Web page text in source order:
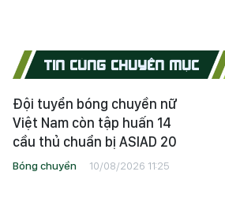
TIN CÙNG CHUYÊN MỤC
Đội tuyển bóng chuyền nữ
Việt Nam còn tập huấn 14
cầu thủ chuẩn bị ASIAD 20
Bóng chuyền 10/08/2026 11:25